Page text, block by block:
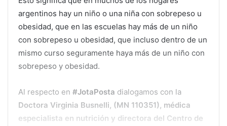
argentinos hay un niño o una niña con sobrepeso u
obesidad, que en las escuelas hay más de un niño
con sobrepeso u obesidad, que incluso dentro de un
mismo curso seguramente haya más de un niño con
sobrepeso y obesidad.
Al respecto en #JotaPosta dialogamos con la
Doctora Virginia Busnelli, (MN 110351), médica
especialista en nutrición y directora del Centro de